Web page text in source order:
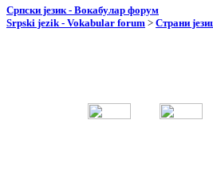
Српски језик - Вокабулар форум
Srpski jezik - Vokabular forum > Страни